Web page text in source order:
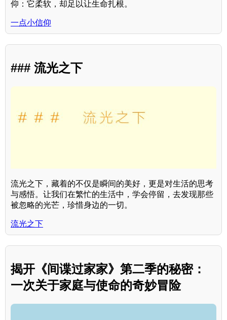
仰：它柔软，却足以让生命扎根。
一点小信仰
### 流光之下
流光之下，藏着的不仅是瞬间的美好，更是对生活的思考
与感悟。让我们在繁忙的生活中，学会停留，去发现那些
被忽略的光芒，珍惜身边的一切。
流光之下
揭开《间谍过家家》第二季的秘密：
一次关于家庭与使命的奇妙冒险